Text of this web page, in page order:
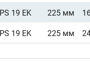
PS 19 EK 225 мм
PS 19 EK 225 мм